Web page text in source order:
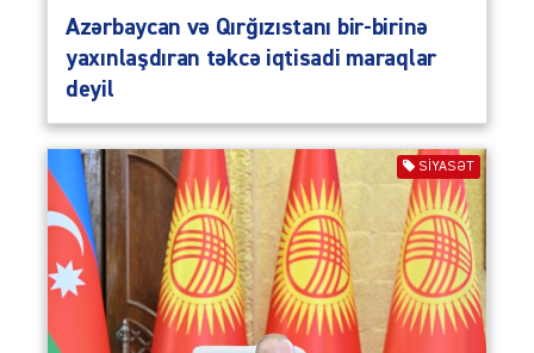
Azərbaycan və Qırğızıstanı bir-birinə
yaxınlaşdıran təkcə iqtisadi maraqlar
deyil
SIYASƏT